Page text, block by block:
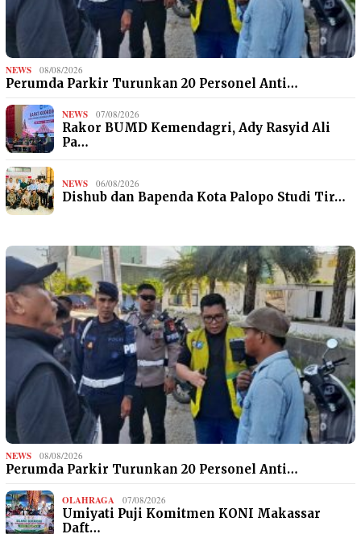
NEWS 08/08/2026
Perumda Parkir Turunkan 20 Personel Anti…
NEWS 07/08/2026
Rakor BUMD Kemendagri, Ady Rasyid Ali
Pa…
NEWS 06/08/2026
Dishub dan Bapenda Kota Palopo Studi Tir…
NEWS 08/08/2026
Perumda Parkir Turunkan 20 Personel Anti…
OLAHRAGA 07/08/2026
Umiyati Puji Komitmen KONI Makassar
Daft…